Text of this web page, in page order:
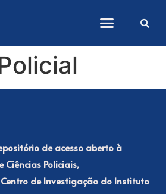
de acesso aberto à
Ciências Policiais,
de Investigação do Instituto